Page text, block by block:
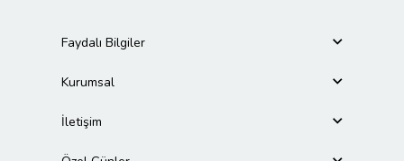
Faydalı Bilgiler
Kurumsal
İletişim